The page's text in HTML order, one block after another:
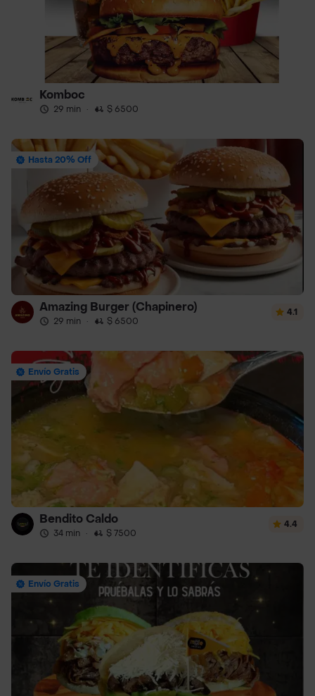
Komboc
29 min · $ 6500
Hasta 20% Off
Amazing Burger (Chapinero)
29 min · $ 6500
4.1
Envío Gratis
Bendito Caldo
34 min · $ 7500
4.4
Envío Gratis